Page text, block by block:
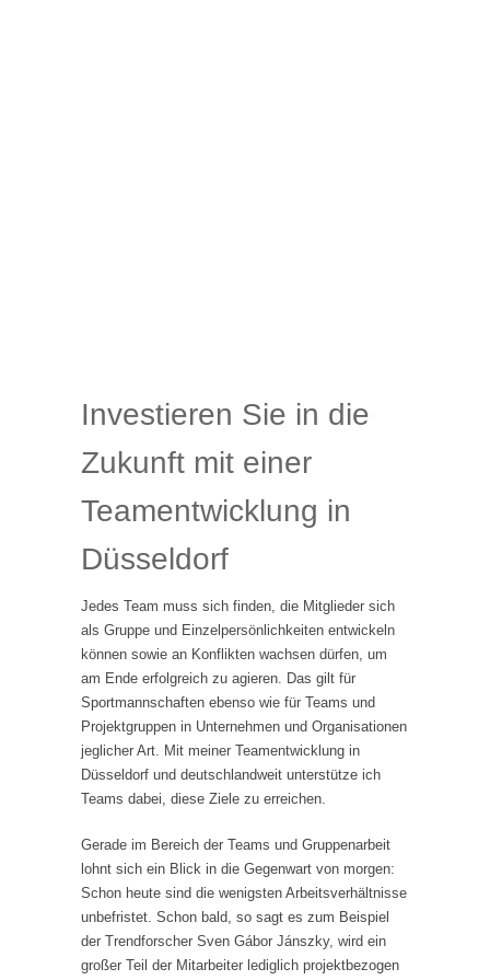
Investieren Sie in die
Zukunft mit einer
Teamentwicklung in
Düsseldorf
Jedes Team muss sich finden, die Mitglieder sich
als Gruppe und Einzelpersönlichkeiten entwickeln
können sowie an Konflikten wachsen dürfen, um
am Ende erfolgreich zu agieren. Das gilt für
Sportmannschaften ebenso wie für Teams und
Projektgruppen in Unternehmen und Organisationen
jeglicher Art. Mit meiner Teamentwicklung in
Düsseldorf und deutschlandweit unterstütze ich
Teams dabei, diese Ziele zu erreichen.
Gerade im Bereich der Teams und Gruppenarbeit
lohnt sich ein Blick in die Gegenwart von morgen:
Schon heute sind die wenigsten Arbeitsverhältnisse
unbefristet. Schon bald, so sagt es zum Beispiel
der Trendforscher Sven Gábor Jánszky, wird ein
großer Teil der Mitarbeiter lediglich projektbezogen